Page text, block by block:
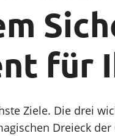
für
Ziele. Die drei
Dreieck